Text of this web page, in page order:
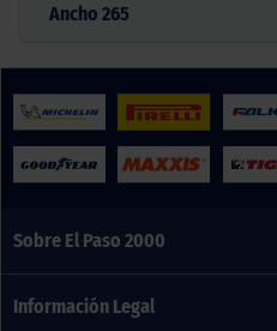
Ancho 265
Sobre El Paso 2000
Información Legal